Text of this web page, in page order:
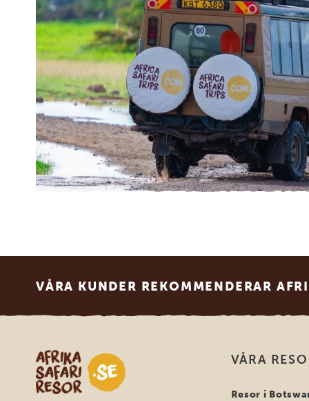
VÅRA KUNDER REKOMMENDERAR
Safari-resor i Afrika VÅRA
Resor i